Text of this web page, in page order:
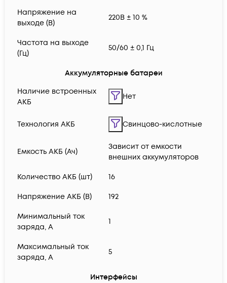
Напряжение на
выходе (В)
220В ± 10 %
Частота на выходе
(Гц)
50/60 ± 0,1 Гц
Аккумуляторные батареи
Наличие встроенных
АКБ
Нет
Технология АКБ Свинцово-кислотные
Емкость АКБ (Ач)
Зависит от емкости
внешних аккумуляторов
Количество АКБ (шт) 16
Напряжение АКБ (В) 192
Минимальный ток
заряда, А
1
Максимальный ток
заряда, А
5
Интерфейсы